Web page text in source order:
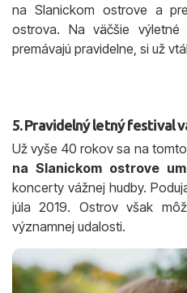
na Slanickom ostrove a
ostrova. Na väčšie
premávajú pravidelne, si už
5. Pravidelný letný festival
Už vyše 40 rokov sa na
na Slanickom ostrove
koncerty vážnej hudby.
júla 2019. Ostrov však
významnej udalosti.